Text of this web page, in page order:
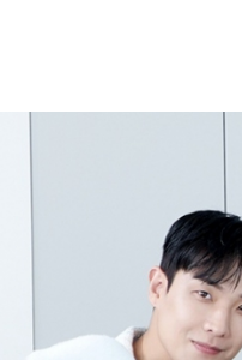
디오스타’ 강남, 이상화와 결
애전쟁’ 서장훈, 외도 합리화
재단 <동북권 시민예술 이음
‘너 말고 다른 연애’ 9월 12